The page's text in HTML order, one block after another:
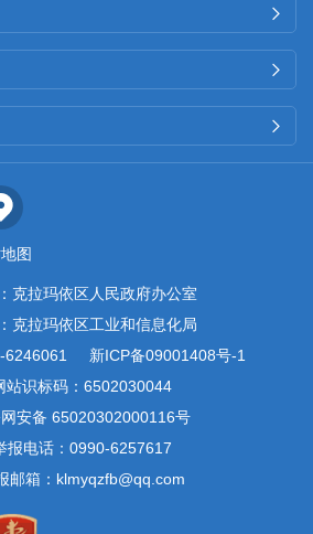



图
克拉玛依区人民政府办公室
克拉玛依区工业和信息化局
6246061
新ICP备09001408号-1
站识标码：6502030044
安备 65020302000116号
报电话：0990-6257617
邮箱：klmyqzfb@qq.com